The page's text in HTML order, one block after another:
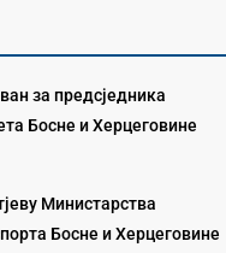
за предсједника
Босне и Херцеговине
Министарства
Босне и Херцеговине